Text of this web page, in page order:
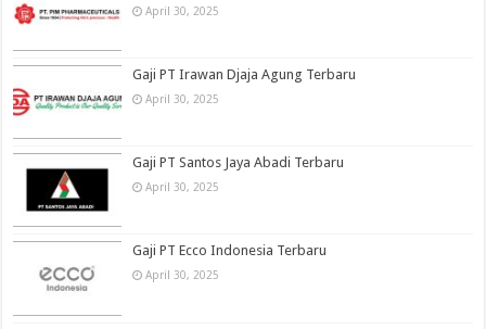
April 30, 2025
Gaji PT Irawan Djaja Agung Terbaru
April 30, 2025
Gaji PT Santos Jaya Abadi Terbaru
April 30, 2025
Gaji PT Ecco Indonesia Terbaru
April 30, 2025